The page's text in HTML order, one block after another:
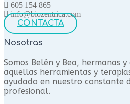
605 154 865
info@biozentrica.com
CONTACTA
Nosotras
Somos Belén y Bea, hermanas
aquellas herramientas y
ayudado en nuestro constante
profesional.